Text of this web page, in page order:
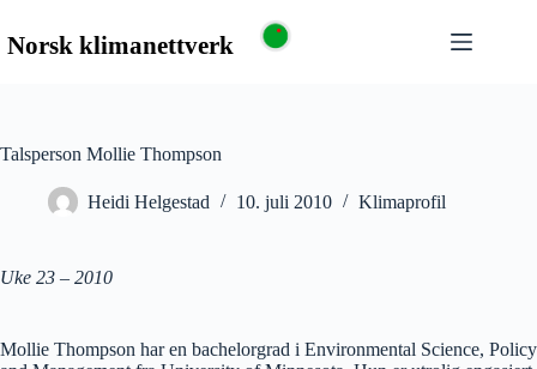
Talsperson Mollie Thompson
Heidi Helgestad 10. juli 2010 Klimaprofil
Uke 23 – 2010
Mollie Thompson har en bachelorgrad i Environmental Science, Policy